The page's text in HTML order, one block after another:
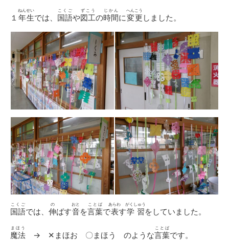
１ 年生
ねんせい
では、 国語
こくご
や図工
ずこう
の時間
じかん
に変更
へんこう
しました。
国語
こくご
では、 伸
の
ばす音
おと
を言葉
ことば
で表
あらわ
す学習
がくしゅう
をしていました。
魔法
まほう
→ ✕まほお 〇まほう のような言葉
ことば
です。